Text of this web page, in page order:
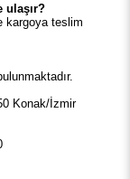
ulaşır?
kargoya teslim
Konak/İzmir